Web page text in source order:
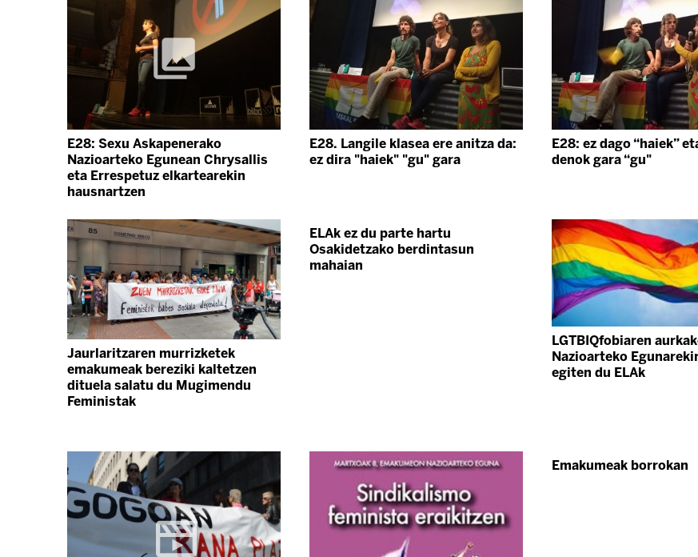
E28: Sexu Askapenerako
Nazioarteko Egunean Chrysallis
eta Errespetuz elkartearekin
hausnartzen
E28. Langile klasea ere anitza da:
ez dira "haiek" "gu" gara
E28: ez dago “haiek”
denok gara “gu"
Jaurlaritzaren murrizketek
emakumeak bereziki kaltetzen
dituela salatu du Mugimendu
Feministak
ELAk ez du parte hartu
Osakidetzako berdintasun
mahaian
LGTBIQfobiaren
Nazioarteko
egiten du ELAk
Emakumeak borrokan